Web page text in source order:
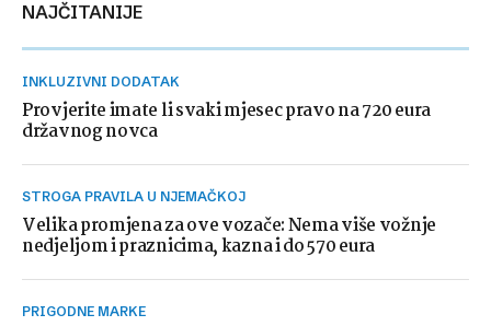
NAJČITANIJE
INKLUZIVNI DODATAK
Provjerite imate li svaki mjesec pravo na 720 eura
državnog novca
STROGA PRAVILA U NJEMAČKOJ
Velika promjena za ove vozače: Nema više vožnje
nedjeljom i praznicima, kazna i do 570 eura
PRIGODNE MARKE